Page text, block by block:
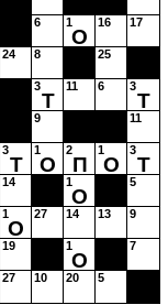
6 1
О
16 17
24 8 25
3
Т
11 6 3
Т
9 11
3
Т
1
О
2
П
1
О
3
Т
14 1
О
5
1
О
27 14 13 9
19 1
О
7
27 10 20 5